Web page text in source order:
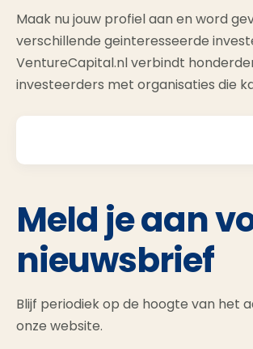
Maak nu jouw profiel aan en word
verschillende geinteresseerde
VentureCapital.nl verbindt
investeerders met organisaties die
Meld je aan
nieuwsbrief
Blijf periodiek op de hoogte van het
onze website.